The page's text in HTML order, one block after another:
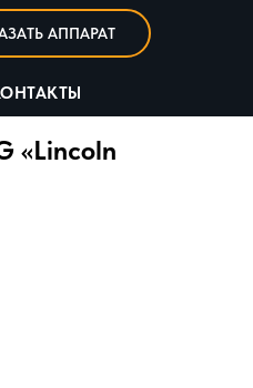
АППАРАТ
«Lincoln